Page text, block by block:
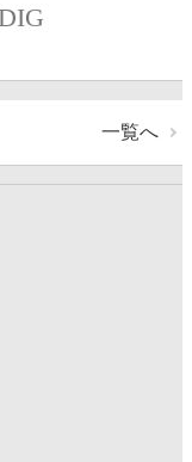
一覧へ